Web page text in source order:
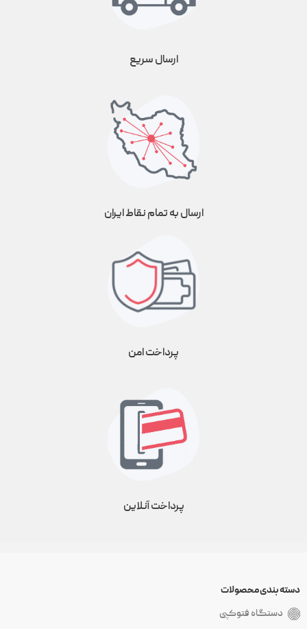
ارسال سریع
ارسال به تمام نقاط ایران
پرداخت امن
پرداخت آنلاین
دسته بندی محصولات
دستگاه فتوکپی